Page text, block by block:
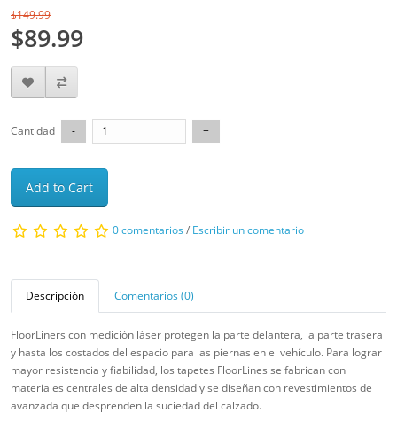
$149.99
$89.99
Cantidad
Add to Cart
0 comentarios/ Escribir un comentario
Descripción Comentarios (0)
FloorLiners con medición láser protegen la parte delantera, la parte trasera
y hasta los costados del espacio para las piernas en el vehículo. Para lograr
mayor resistencia y fiabilidad, los tapetes FloorLines se fabrican con
materiales centrales de alta densidad y se diseñan con revestimientos de
avanzada que desprenden la suciedad del calzado.